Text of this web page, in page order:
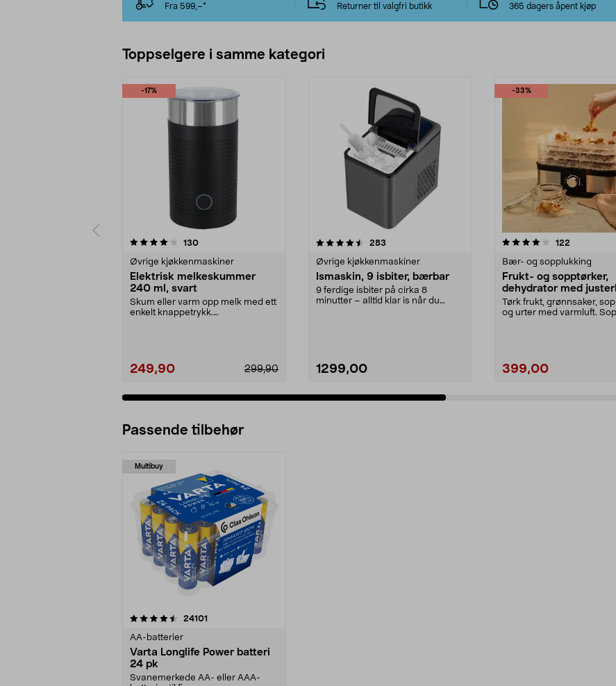
Fra 599,–*
Returner til valgfri butikk
365 dagers åpent kjøp
Toppselgere i samme kategori
-17%
130anmeldelser
Øvrige kjøkkenmaskiner
Elektrisk melkeskummer
240 ml, svart
Skum eller varm opp melk med ett
enkelt knappetrykk.
249,90 299,90
4.5 av 5 stjerner 283
Øvrige kjøkkenmaskiner
Ismaskin, 9 isbiter, bærbar
9 ferdige isbiter på cirka 8
minutter – alltid klar is når du
1299,00
-33%
4.0 av 5 stjerner 122
Bær- og sopplukking
Frukt- og sopptørker,
dehydrator med
temperatur
Tørk frukt, grønnsaker,
og urter med varmluft.
399,00
3.5 av 5 stjerner
Passende tilbehør
Multibuy
24101
AA-batterier
Varta Longlife Power batteri
24 pk
Svanemerkede AA- eller AAA-